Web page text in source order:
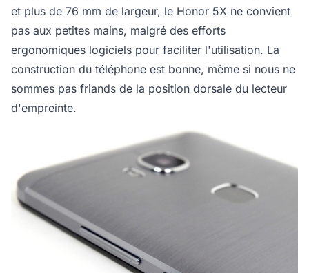
et plus de 76 mm de largeur, le Honor 5X ne convient
pas aux petites mains, malgré des efforts
ergonomiques logiciels pour faciliter l'utilisation. La
construction du téléphone est bonne, même si nous ne
sommes pas friands de la position dorsale du lecteur
d'empreinte.